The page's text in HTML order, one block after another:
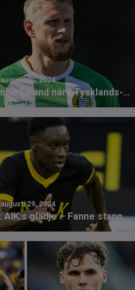
augusti 30, 2024
Uppgifter: Simon Strand nära Tysklands-flytt
augusti 29, 2024
OO NYHETER: AIK:s glädje – Fanne stannar året ut